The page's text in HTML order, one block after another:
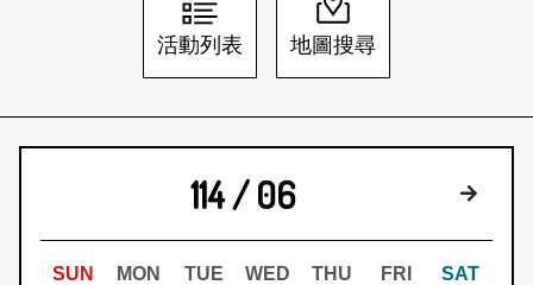
活動列表 地圖搜尋
114 / 06 下個月
SUN MON TUE WED THU FRI SAT